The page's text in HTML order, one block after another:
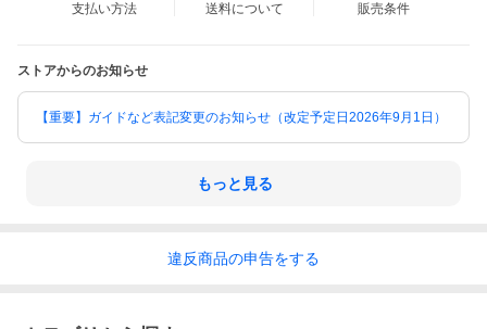
支払い方法 送料について 販売条件
ストアからのお知らせ
【重要】ガイドなど表記変更のお知らせ（改定予定日2026年9月1日）
もっと見る
違反商品の申告をする